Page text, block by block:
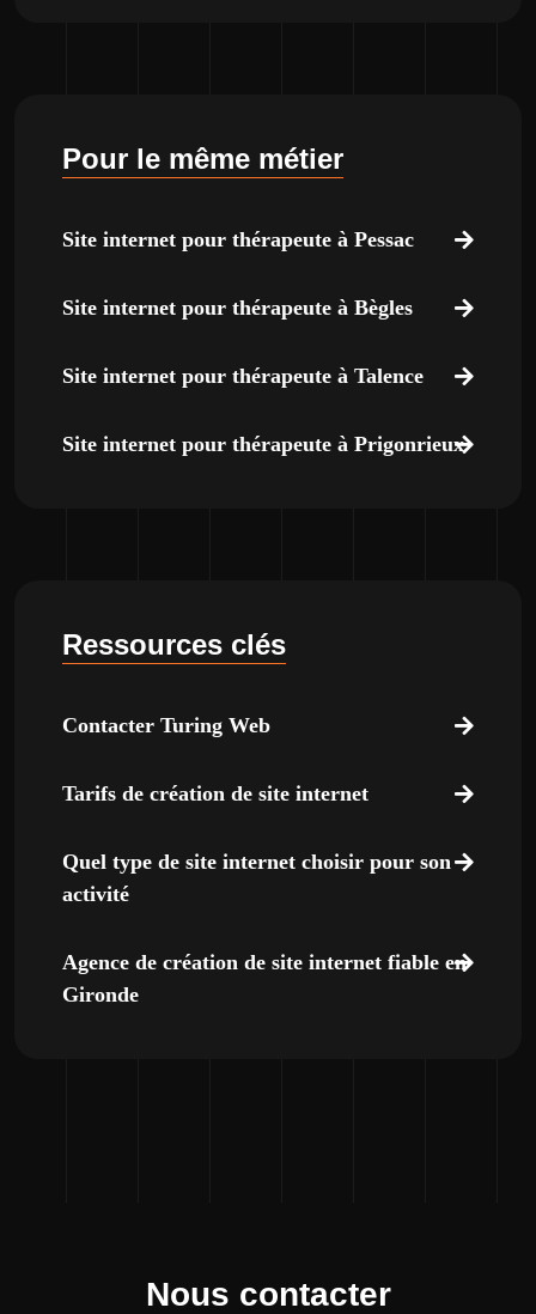
Pour le même métier
Site internet pour thérapeute à Pessac
Site internet pour thérapeute à Bègles
Site internet pour thérapeute à Talence
Site internet pour thérapeute à Prigonrieux
Ressources clés
Contacter Turing Web
Tarifs de création de site internet
Quel type de site internet choisir pour son
activité
Agence de création de site internet fiable en
Gironde
Nous contacter